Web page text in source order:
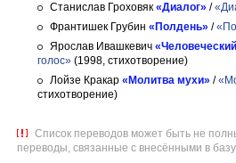
Станислав Гроховяк «Диалог» /
Франтишек Грубин «Полдень» /
Ярослав Ивашкевич
голос» (1998, стихотворение)
Лойзе Кракар «Молитва мухи» /
стихотворение)
Список переводов может быть не
переводы, связанные с внесёнными в